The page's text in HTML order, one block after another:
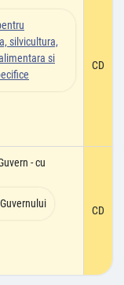
silvicultura,
si
CD
- cu
CD